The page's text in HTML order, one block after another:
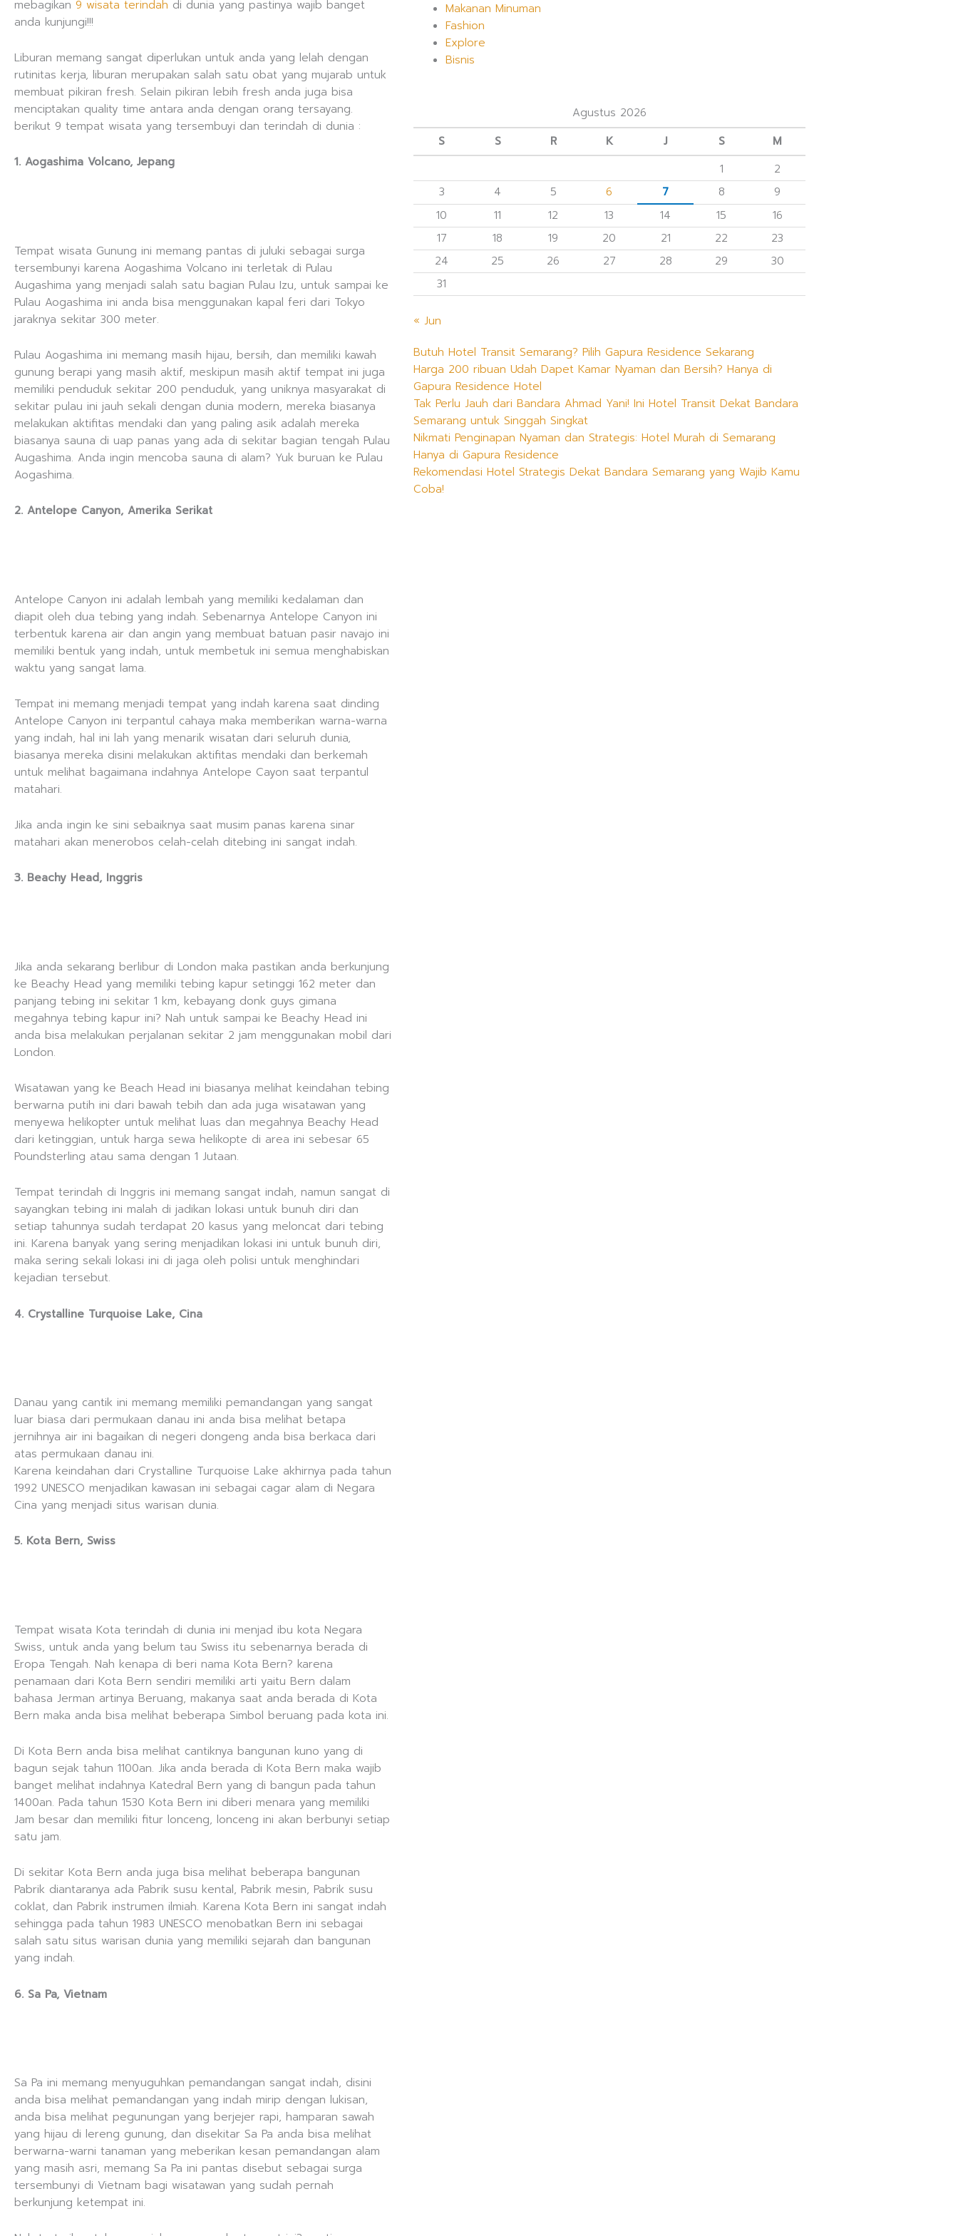
mebagikan 9 wisata terindah di dunia yang pastinya wajib banget
anda kunjungi!!!
Liburan memang sangat diperlukan untuk anda yang lelah dengan
rutinitas kerja, liburan merupakan salah satu obat yang mujarab untuk
membuat pikiran fresh. Selain pikiran lebih fresh anda juga bisa
menciptakan quality time antara anda dengan orang tersayang.
berikut 9 tempat wisata yang tersembuyi dan terindah di dunia :
1. Aogashima Volcano, Jepang
Tempat wisata Gunung ini memang pantas di juluki sebagai surga
tersembunyi karena Aogashima Volcano ini terletak di Pulau
Augashima yang menjadi salah satu bagian Pulau Izu, untuk sampai ke
Pulau Aogashima ini anda bisa menggunakan kapal feri dari Tokyo
jaraknya sekitar 300 meter.
Pulau Aogashima ini memang masih hijau, bersih, dan memiliki kawah
gunung berapi yang masih aktif, meskipun masih aktif tempat ini juga
memiliki penduduk sekitar 200 penduduk, yang uniknya masyarakat di
sekitar pulau ini jauh sekali dengan dunia modern, mereka biasanya
melakukan aktifitas mendaki dan yang paling asik adalah mereka
biasanya sauna di uap panas yang ada di sekitar bagian tengah Pulau
Augashima. Anda ingin mencoba sauna di alam? Yuk buruan ke Pulau
Aogashima.
2. Antelope Canyon, Amerika Serikat
Antelope Canyon ini adalah lembah yang memiliki kedalaman dan
diapit oleh dua tebing yang indah. Sebenarnya Antelope Canyon ini
terbentuk karena air dan angin yang membuat batuan pasir navajo ini
memiliki bentuk yang indah, untuk membetuk ini semua menghabiskan
waktu yang sangat lama.
Tempat ini memang menjadi tempat yang indah karena saat dinding
Antelope Canyon ini terpantul cahaya maka memberikan warna-warna
yang indah, hal ini lah yang menarik wisatan dari seluruh dunia,
biasanya mereka disini melakukan aktifitas mendaki dan berkemah
untuk melihat bagaimana indahnya Antelope Cayon saat terpantul
matahari.
Jika anda ingin ke sini sebaiknya saat musim panas karena sinar
matahari akan menerobos celah-celah ditebing ini sangat indah.
3. Beachy Head, Inggris
Jika anda sekarang berlibur di London maka pastikan anda berkunjung
ke Beachy Head yang memiliki tebing kapur setinggi 162 meter dan
panjang tebing ini sekitar 1 km, kebayang donk guys gimana
megahnya tebing kapur ini? Nah untuk sampai ke Beachy Head ini
anda bisa melakukan perjalanan sekitar 2 jam menggunakan mobil dari
London.
Wisatawan yang ke Beach Head ini biasanya melihat keindahan tebing
berwarna putih ini dari bawah tebih dan ada juga wisatawan yang
menyewa helikopter untuk melihat luas dan megahnya Beachy Head
dari ketinggian, untuk harga sewa helikopte di area ini sebesar 65
Poundsterling atau sama dengan 1 Jutaan.
Tempat terindah di Inggris ini memang sangat indah, namun sangat di
sayangkan tebing ini malah di jadikan lokasi untuk bunuh diri dan
setiap tahunnya sudah terdapat 20 kasus yang meloncat dari tebing
ini. Karena banyak yang sering menjadikan lokasi ini untuk bunuh diri,
maka sering sekali lokasi ini di jaga oleh polisi untuk menghindari
kejadian tersebut.
4. Crystalline Turquoise Lake, Cina
Danau yang cantik ini memang memiliki pemandangan yang sangat
luar biasa dari permukaan danau ini anda bisa melihat betapa
jernihnya air ini bagaikan di negeri dongeng anda bisa berkaca dari
atas permukaan danau ini.
Karena keindahan dari Crystalline Turquoise Lake akhirnya pada tahun
1992 UNESCO menjadikan kawasan ini sebagai cagar alam di Negara
Cina yang menjadi situs warisan dunia.
5. Kota Bern, Swiss
Tempat wisata Kota terindah di dunia ini menjad ibu kota Negara
Swiss, untuk anda yang belum tau Swiss itu sebenarnya berada di
Eropa Tengah. Nah kenapa di beri nama Kota Bern? karena
penamaan dari Kota Bern sendiri memiliki arti yaitu Bern dalam
bahasa Jerman artinya Beruang, makanya saat anda berada di Kota
Bern maka anda bisa melihat beberapa Simbol beruang pada kota ini.
Di Kota Bern anda bisa melihat cantiknya bangunan kuno yang di
bagun sejak tahun 1100an. Jika anda berada di Kota Bern maka wajib
banget melihat indahnya Katedral Bern yang di bangun pada tahun
1400an. Pada tahun 1530 Kota Bern ini diberi menara yang memiliki
Jam besar dan memiliki fitur lonceng, lonceng ini akan berbunyi setiap
satu jam.
Di sekitar Kota Bern anda juga bisa melihat beberapa bangunan
Pabrik diantaranya ada Pabrik susu kental, Pabrik mesin, Pabrik susu
coklat, dan Pabrik instrumen ilmiah. Karena Kota Bern ini sangat indah
sehingga pada tahun 1983 UNESCO menobatkan Bern ini sebagai
salah satu situs warisan dunia yang memiliki sejarah dan bangunan
yang indah.
6. Sa Pa, Vietnam
Sa Pa ini memang menyuguhkan pemandangan sangat indah, disini
anda bisa melihat pemandangan yang indah mirip dengan lukisan,
anda bisa melihat pegunungan yang berjejer rapi, hamparan sawah
yang hijau di lereng gunung, dan disekitar Sa Pa anda bisa melihat
berwarna-warni tanaman yang meberikan kesan pemandangan alam
yang masih asri, memang Sa Pa ini pantas disebut sebagai surga
tersembunyi di Vietnam bagi wisatawan yang sudah pernah
berkunjung ketempat ini.
Makanan Minuman
Fashion
Explore
Bisnis
Agustus 2026
S
S R K J S
M
1
2
3
4 5 6 7 8
9
10
11 12 13 14 15
16
17
18 19 20 21 22
23
24
25 26 27 28 29
30
31
« Jun
Butuh Hotel Transit Semarang? Pilih Gapura Residence Sekarang
Harga 200 ribuan Udah Dapet Kamar Nyaman dan Bersih? Hanya di
Gapura Residence Hotel
Tak Perlu Jauh dari Bandara Ahmad Yani! Ini Hotel Transit Dekat Bandara
Semarang untuk Singgah Singkat
Nikmati Penginapan Nyaman dan Strategis: Hotel Murah di Semarang
Hanya di Gapura Residence
Rekomendasi Hotel Strategis Dekat Bandara Semarang yang Wajib Kamu
Coba!